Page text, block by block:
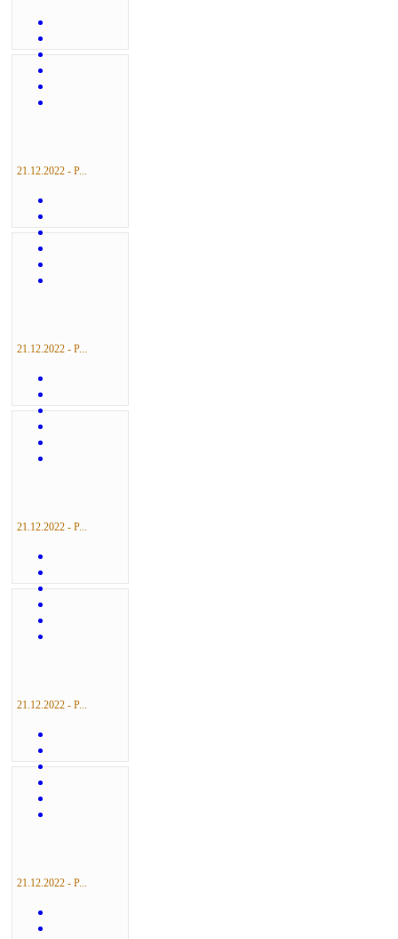
21.12.2022 - Р...
21.12.2022 - Р...
21.12.2022 - Р...
21.12.2022 - Р...
21.12.2022 - Р...